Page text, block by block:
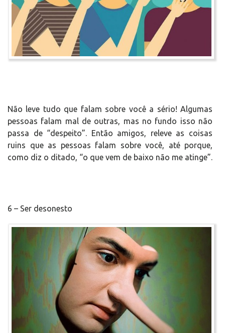
Não leve tudo que falam sobre você a sério! Algumas
pessoas falam mal de outras, mas no fundo isso não
passa de “despeito”. Então amigos, releve as coisas
ruins que as pessoas falam sobre você, até porque,
como diz o ditado, “o que vem de baixo não me atinge”.
6 – Ser desonesto